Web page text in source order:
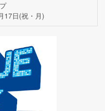
17日(祝・月)